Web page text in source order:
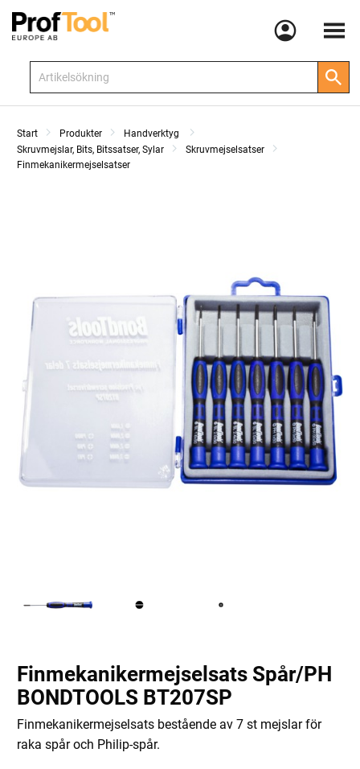
Meny
Start Produkter
Handverktyg
Skruvmejslar, Bits, Bitssatser, Sylar
Skruvmejselsatser
Finmekanikermejselsatser
Finmekanikermejselsats Spår/PH
BONDTOOLS BT207SP
Finmekanikermejselsats bestående av 7 st mejslar för
raka spår och Philip-spår.